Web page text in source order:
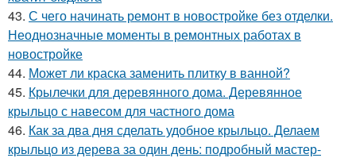
43. С чего начинать ремонт в новостройке без отделки.
Неоднозначные моменты в ремонтных работах в
новостройке
44. Может ли краска заменить плитку в ванной?
45. Крылечки для деревянного дома. Деревянное
крыльцо с навесом для частного дома
46. Как за два дня сделать удобное крыльцо. Делаем
крыльцо из дерева за один день: подробный мастер-